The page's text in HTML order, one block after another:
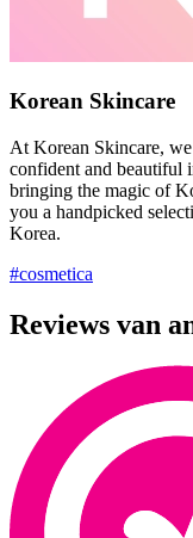
Korean Skincare
At Korean Skincare,
confident and beautiful
bringing the magic of
you a handpicked
Korea.
#cosmetica
Reviews van